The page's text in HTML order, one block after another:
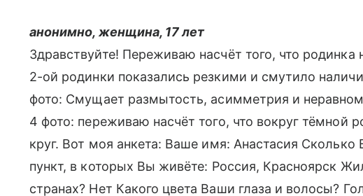
анонимно, женщина, 17 лет
Здравствуйте! Переживаю насчёт того, что родинка
2-ой родинки показались резкими и смутило
фото: Смущает размытость, асимметрия и
4 фото: переживаю насчёт того, что вокруг тёмной
круг. Вот моя анкета: Ваше имя: Анастасия Сколько
пункт, в которых Вы живёте: Россия, Красноярск
странах? Нет Какого цвета Ваши глаза и волосы?